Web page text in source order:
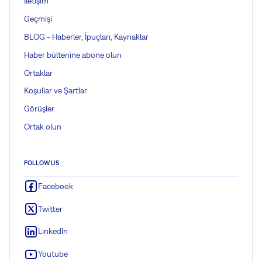
Geçmişi
BLOG - Haberler, İpuçları, Kaynaklar
Haber bültenine abone olun
Ortaklar
Koşullar ve Şartlar
Görüşler
Ortak olun
FOLLOW US
Facebook
Twitter
LinkedIn
Youtube